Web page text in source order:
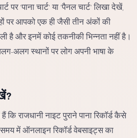
पर 'पाना चार्ट' या 'पैनल चार्ट' लिखा देखें,
पर आपको एक ही जैसी तीन अंकों की
है और इनमें कोई तकनीकी भिन्नता नहीं है।
अलग स्थानों पर लोग अपनी भाषा के
राजधानी नाइट पुराने पाना रिकॉर्ड कैसे
में ऑनलाइन रिकॉर्ड वेबसाइट्स का